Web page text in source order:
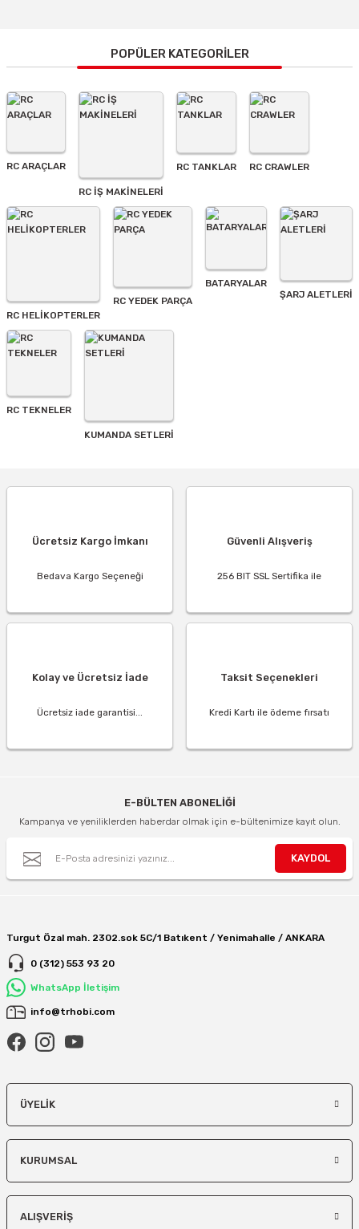
Görüş ve önerileriniz için teşekkür ederiz.
Ürün resmi kalitesiz, bozuk veya görüntülenemiyor.
Ürün açıklamasında eksik bilgiler bulunuyor.
Ürün fiyatı diğer sitelerden daha pahalı.
Bu ürüne benzer farklı alternatifler olmalı.
Gönder
POPÜLER KATEGORİLER
RC ARAÇLAR
RC İŞ MAKİNELERİ
RC TANKLAR RC CRAWLER
RC HELİKOPTERLER
RC YEDEK PARÇA
BATARYALAR
ŞARJ ALETLERI
RC TEKNELER
KUMANDA SETLERİ
Ücretsiz Kargo İmkanı
Bedava Kargo Seçeneği
Güvenli Alışveriş
256 BIT SSL Sertifika ile
Kolay ve Ücretsiz İade
Ücretsiz iade garantisi...
Taksit Seçenekleri
Kredi Kartı ile ödeme fırsatı
E-BÜLTEN ABONELİĞİ
Kampanya ve yeniliklerden haberdar olmak için e-bültenimize kayıt olun.
KAYDOL
Turgut Özal mah. 2302.sok 5C/1 Batıkent / Yenimahalle / ANKARA
0 (312) 553 93 20
WhatsApp İletişim
info@trhobi.com
ÜYELIK
KURUMSAL
ALIŞVERIŞ